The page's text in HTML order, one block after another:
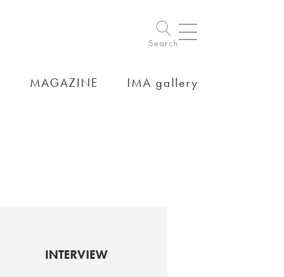
Search
MAGAZINE IMA gallery
INTERVIEW